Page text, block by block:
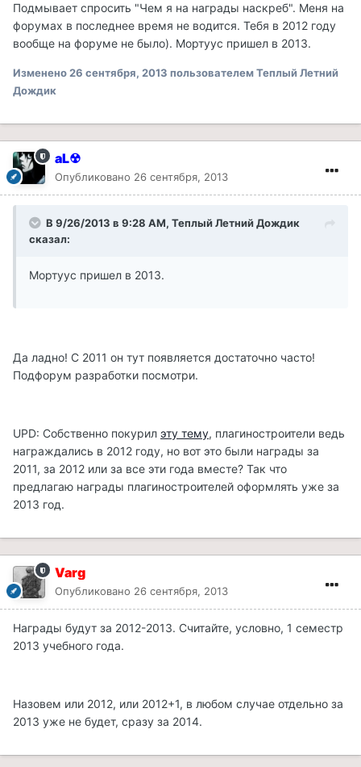
Подмывает спросить "Чем я на награды наскреб". Меня на
форумах в последнее время не водится. Тебя в 2012 году
вообще на форуме не было). Мортуус пришел в 2013.
Изменено26 сентября, 2013 пользователем Теплый Летний
Дождик
aL☢
Опубликовано 26 сентября, 2013
В 9/26/2013 в 9:28 AM, Теплый Летний Дождик
сказал:
Мортуус пришел в 2013.
Да ладно! С 2011 он тут появляется достаточно часто!
Подфорум разработки посмотри.
UPD: Собственно покурил эту тему, плагиностроители ведь
награждались в 2012 году, но вот это были награды за
2011, за 2012 или за все эти года вместе? Так что
предлагаю награды плагиностроителей оформлять уже за
2013 год.
Varg
Опубликовано 26 сентября, 2013
Награды будут за 2012-2013. Считайте, условно, 1 семестр
2013 учебного года.
Назовем или 2012, или 2012+1, в любом случае отдельно за
2013 уже не будет, сразу за 2014.